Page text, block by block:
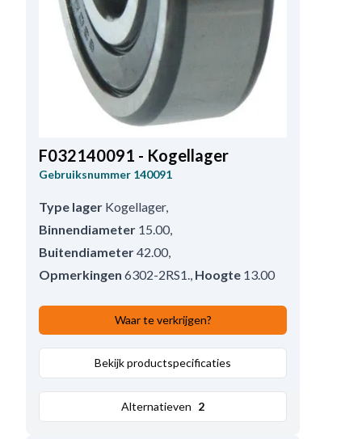
F032140091 - Kogellager
Gebruiksnummer 140091
Type lager Kogellager,
Binnendiameter 15.00,
Buitendiameter42.00,
Opmerkingen 6302-2RS1., Hoogte 13.00
Waar te verkrijgen?
Bekijk productspecificaties
Alternatieven 2